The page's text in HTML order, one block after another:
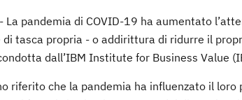
La pandemia di COVID-19 ha aumentato
tasca propria - o addirittura di ridurre il
dall’IBM Institute for Business Value
riferito che la pandemia ha influenzato il